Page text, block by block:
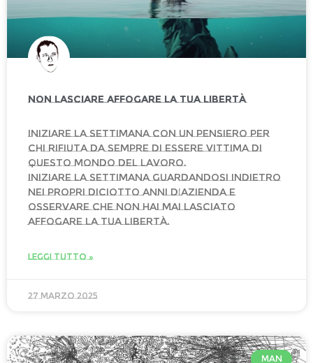
NON LASCIARE AFFOGARE LA TUA LIBERTÀ
Iniziare la settimana con un pensiero per
chi rifiuta da sempre di essere vittima di
questo mondo del lavoro.
Iniziare la settimana guardandosi indietro
nei propri diciotto anni d’azienda e
osservare che non hai mai lasciato
affogare la tua libertà.
LEGGI TUTTO »
27 Marzo 2025
MAN